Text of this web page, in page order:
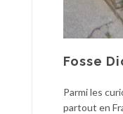
Fosse
Parmi les
partout en